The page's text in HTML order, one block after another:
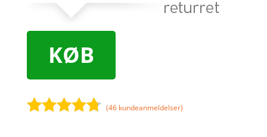
KØB
(46 kundeanmeldelser)